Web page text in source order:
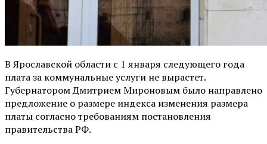
В Ярославской области с 1 января следующего года
плата за коммунальные услуги не вырастет.
Губернатором Дмитрием Мироновым было направлено
предложение о размере индекса изменения размера
платы согласно требованиям постановления
правительства РФ.